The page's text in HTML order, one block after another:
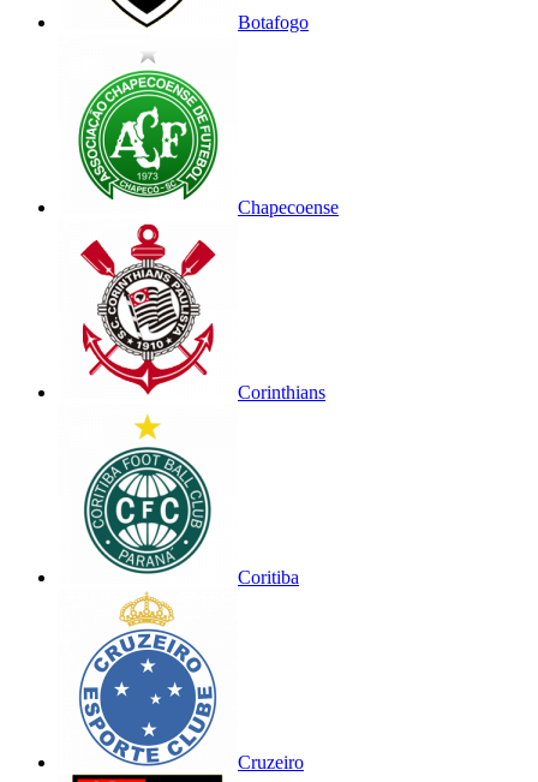
Botafogo
Chapecoense
Corinthians
Coritiba
Cruzeiro